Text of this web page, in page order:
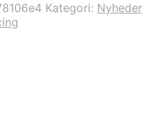
kr..
Kategori: Nyheder